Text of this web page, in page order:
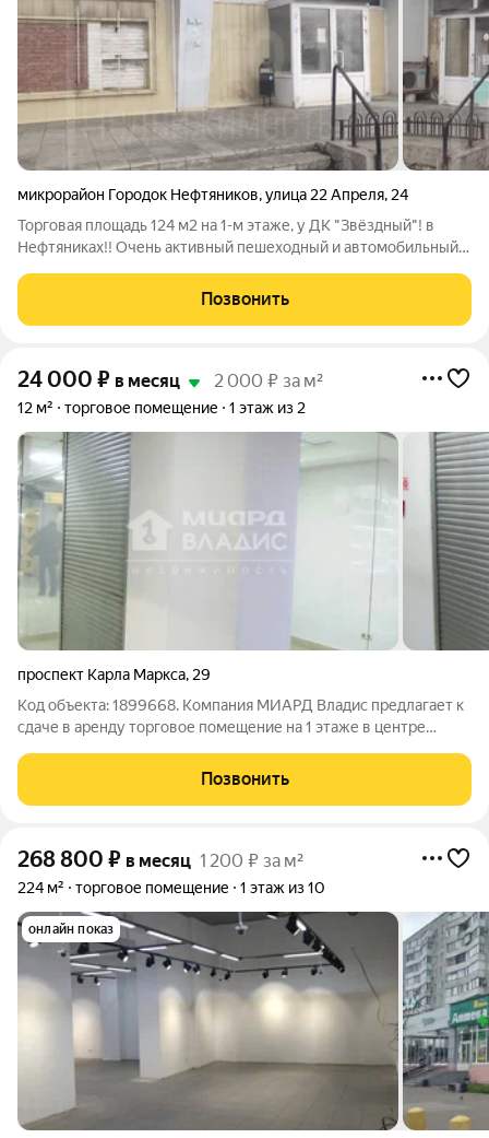
микрорайон Городок Нефтяников,улица 22 Апреля, 24
Торговая площадь 124 м2 на 1-м этаже, у ДК "Звёздный"! в
Нефтяниках!! Очень активный пешеходный и автомобильный
район города. Помещение светлое просторное с
качественным ремонтом. 2 отдельных
Позвонить
24 000 ₽ в месяц 2 000 ₽ за м²
12 м² торговое помещение 1 этаж из 2
проспект Карла Маркса, 29
Код объекта: 1899668. Компания МИАРД Владис предлагает к
сдаче в аренду торговое помещение на 1 этаже в центре
Помещение с ремонтом, огорожено и оснащено рольставнями.
Отлично подойдет под
Позвонить
268 800 ₽ в месяц 1 200 ₽ за м²
224 м² торговое помещение 1 этаж из 10
онлайн показ